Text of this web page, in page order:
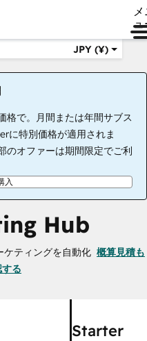
ュ
JPY (¥)
格で。月間または年間サブス
に特別価格が適用されま
のオファーは期間限定でご利
入
Hub
ケティングを自動化 概算見積も
する
Starter